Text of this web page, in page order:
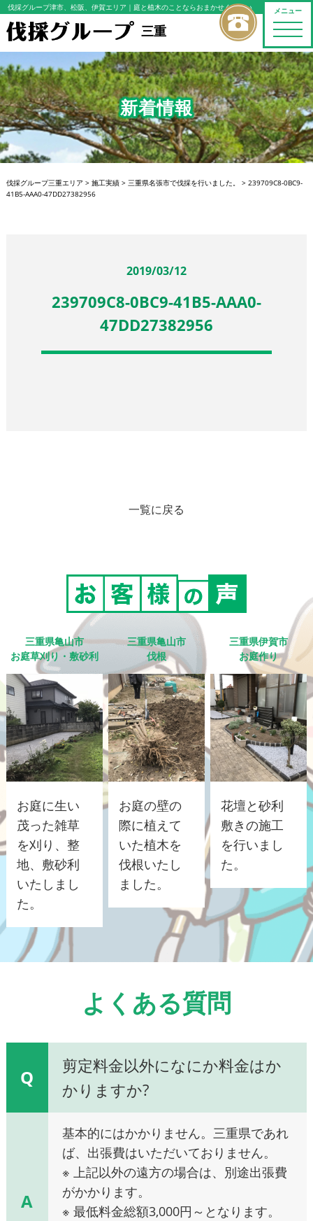
メニュー
toggle
伐採グループ津市、松阪、伊賀エリア ｜庭と植木のことならおまかせください
三重
新着情報
伐採グループ三重エリア > 施工実績> 三重県名張市で伐採を行いました。 > 239709C8-0BC9-
41B5-AAA0-47DD27382956
2019/03/12
239709C8-0BC9-41B5-AAA0-
47DD27382956
一覧に戻る
三重県亀山市
お庭草刈り・敷砂利
お庭に生い
茂った雑草
を刈り、整
地、敷砂利
いたしまし
た。
三重県亀山市
伐根
お庭の壁の
際に植えて
いた植木を
伐根いたし
ました。
三重県伊賀市
お庭作り
花壇と砂利
敷きの施工
を行いまし
た。
よくある質問
Q
剪定料金以外になにか料金はか
かりますか?
A
基本的にはかかりません。三重県であれ
ば、出張費はいただいておりません。
※ 上記以外の遠方の場合は、別途出張費
がかかります。
※ 最低料金総額3,000円～となります。